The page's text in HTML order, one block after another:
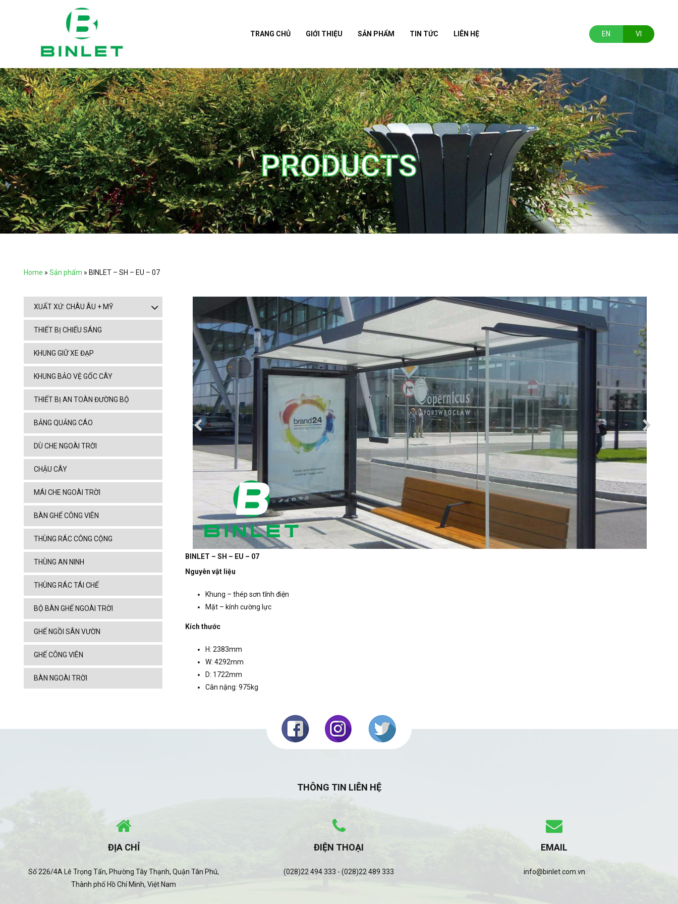
TRANG CHỦ GIỚI THIỆU SẢN PHẨM TIN TỨC LIÊN HỆ EN VI
PRODUCTS
Home » Sản phẩm » BINLET – SH – EU – 07
BINLET – SH – EU – 07
Nguyên vật liệu
Khung – thép sơn tĩnh điện
Mặt – kính cường lực
Kích thước
H: 2383mm
W: 4292mm
D: 1722mm
Cân nặng: 975kg
XUẤT XỨ: CHÂU ÂU + MỸ
THIẾT BỊ CHIẾU SÁNG
KHUNG GIỮ XE ĐẠP
KHUNG BẢO VỆ GỐC CÂY
THIẾT BỊ AN TOÀN ĐƯỜNG BỘ
BẢNG QUẢNG CÁO
DÙ CHE NGOÀI TRỜI
CHẬU CÂY
MÁI CHE NGOÀI TRỜI
BÀN GHẾ CÔNG VIÊN
THÙNG RÁC CÔNG CỘNG
THÙNG AN NINH
THÙNG RÁC TÁI CHẾ
BỘ BÀN GHẾ NGOÀI TRỜI
GHẾ NGỒI SÂN VƯỜN
GHẾ CÔNG VIÊN
BÀN NGOÀI TRỜI
THÔNG TIN LIÊN HỆ
ĐỊA CHỈ
Số 226/4A Lê Trọng Tấn, Phường Tây Thạnh, Quận Tân Phú,
Thành phố Hồ Chí Minh, Việt Nam
ĐIỆN THOẠI
(028)22 494 333 - (028)22 489 333
EMAIL
info@binlet.com.vn